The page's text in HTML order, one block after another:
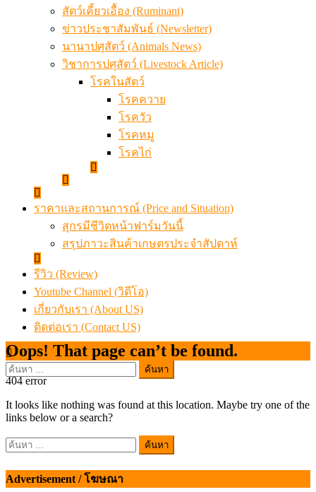
สัตว์เคี้ยวเอื้อง (Ruminant)
ข่าวประชาสัมพันธ์ (Newsletter)
นานาปศุสัตว์ (Animals News)
วิชาการปศุสัตว์ (Livestock Article)
โรคในสัตว์
โรคควาย
โรควัว
โรคหมู
โรคไก่
ราคาและสถานการณ์ (Price and Situation)
สุกรมีชีวิตหน้าฟาร์มวันนี้
สรุปภาวะสินค้าเกษตรประจำสัปดาห์
รีวิว (Review)
Youtube Channel (วิดีโอ)
เกี่ยวกับเรา (About US)
ติดต่อเรา (Contact US)
ค้นหา
สำหรับ:
Oops! That page can’t be found.
404error
It looks like nothing was found at this location. Maybe try one of the
links below or a search?
ค้นหา
Advertisement / โฆษณา